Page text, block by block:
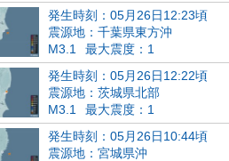
発生時刻：05月26日12:23頃
震源地：千葉県東方沖
M3.1
最大震度：1
発生時刻：05月26日12:22頃
震源地：茨城県北部
M3.1
最大震度：1
発生時刻：05月26日10:44頃
震源地：宮城県沖